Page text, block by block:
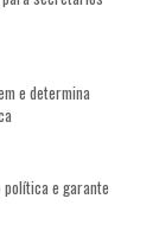
e determina
e garante